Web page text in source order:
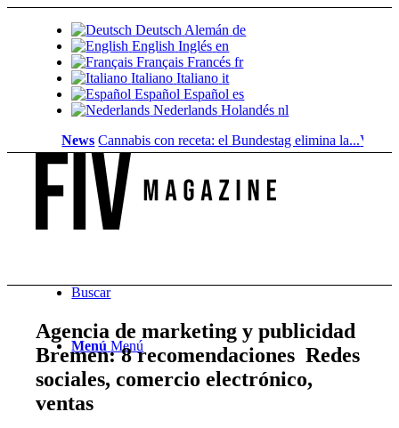
Deutsch Alemán de
English Inglés en
Français Francés fr
Italiano Italiano it
Español Español es
Nederlands Holandés nl
News Cannabis con receta: el Bundestag elimina la... Valor del
Buscar
Menú Menú
Agencia de marketing y publicidad
Bremen: 8 recomendaciones ️ Redes
sociales, comercio electrónico,
ventas